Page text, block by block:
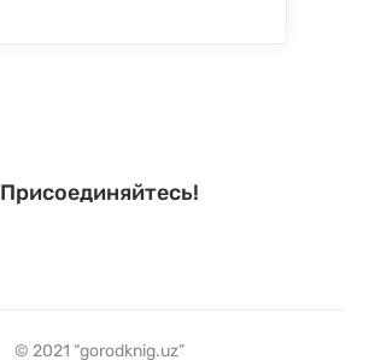
Присоединяйтесь!
© 2021 “gorodknig.uz”